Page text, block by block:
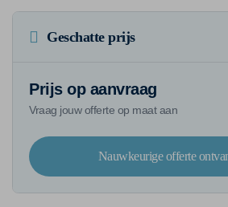
Geschatte prijs
Prijs op aanvraag
Vraag jouw offerte op maat aan
Nauwkeurige offerte